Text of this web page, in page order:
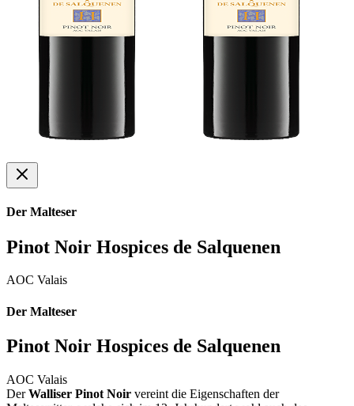
Der Malteser
Pinot Noir Hospices de Salquenen
AOC Valais
Der Malteser
Pinot Noir Hospices de Salquenen
AOC Valais
DerWalliser Pinot Noir vereint die Eigenschaften der